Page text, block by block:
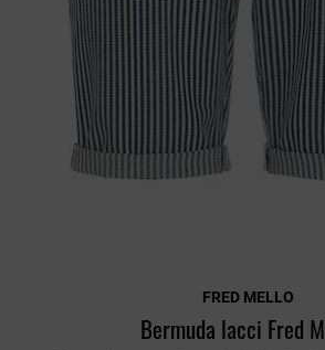
FRED MELLO
Bermuda lacci Fred